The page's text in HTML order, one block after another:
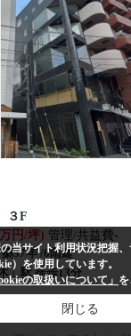
３F
円/坪) 管理/共益費-
37年 /6階建
」駅 徒歩13分
当サイト利用状況把握
）を使用しています。
の取扱いについて」
閉じる